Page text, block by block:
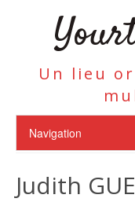
Un lieu
Judith